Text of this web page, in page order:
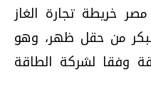
خريطة تجارة الغاز
من حقل ظهر، وهو
وفقا لشركة الطاقة